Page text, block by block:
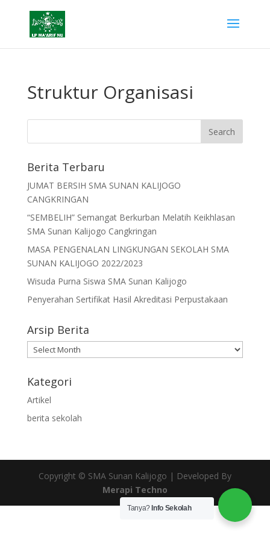
Struktur Organisasi
Berita Terbaru
JUMAT BERSIH SMA SUNAN KALIJOGO
CANGKRINGAN
“SEMBELIH” Semangat Berkurban Melatih Keikhlasan
SMA Sunan Kalijogo Cangkringan
MASA PENGENALAN LINGKUNGAN SEKOLAH SMA
SUNAN KALIJOGO 2022/2023
Wisuda Purna Siswa SMA Sunan Kalijogo
Penyerahan Sertifikat Hasil Akreditasi Perpustakaan
Arsip Berita
Arsip
Berita
Kategori
Artikel
berita sekolah
Copyright © SMA Sunan Kalijogo | Developed By
Merapi Techno
Tanya? Info Sekolah